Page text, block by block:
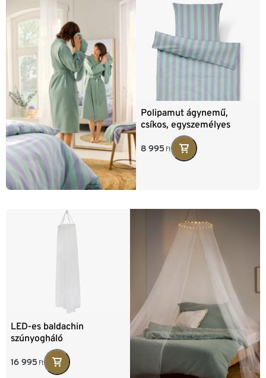
Polipamut ágynemű,
csíkos, egyszemélyes
8 995 Ft
LED-es baldachin
szúnyogháló
16 995 Ft